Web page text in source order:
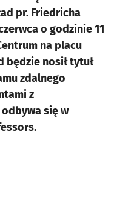
pr. Friedricha
o godzinie 11
na placu
będzie nosił tytuł
zdalnego
z
się w